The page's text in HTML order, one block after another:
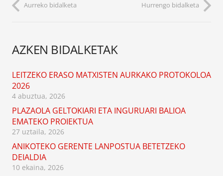
Aurreko bidalketa Hurrengo bidalketa
AZKEN BIDALKETAK
LEITZEKO ERASO MATXISTEN AURKAKO PROTOKOLOA
2026
4 abuztua, 2026
PLAZAOLA GELTOKIARI ETA INGURUARI BALIOA
EMATEKO PROIEKTUA
27 uztaila, 2026
ANIKOTEKO GERENTE LANPOSTUA BETETZEKO
DEIALDIA
10 ekaina, 2026